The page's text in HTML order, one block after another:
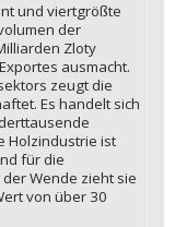
und viertgrößte
der
Zloty
ausmacht.
zeugt die
Es handelt sich
Holzindustrie ist
für die
Wende zieht sie
von über 30